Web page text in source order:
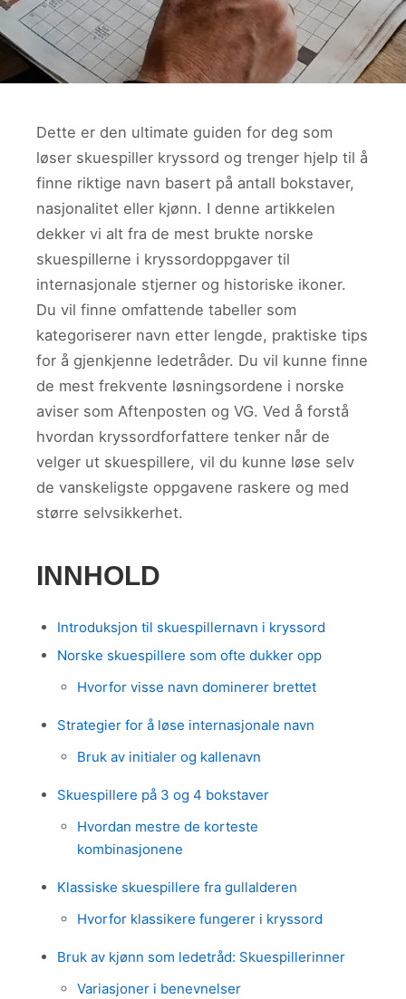
Dette er den ultimate guiden for deg som
løser skuespiller kryssord og trenger hjelp til å
finne riktige navn basert på antall bokstaver,
nasjonalitet eller kjønn. I denne artikkelen
dekker vi alt fra de mest brukte norske
skuespillerne i kryssordoppgaver til
internasjonale stjerner og historiske ikoner.
Du vil finne omfattende tabeller som
kategoriserer navn etter lengde, praktiske tips
for å gjenkjenne ledetråder. Du vil kunne finne
de mest frekvente løsningsordene i norske
aviser som Aftenposten og VG. Ved å forstå
hvordan kryssordforfattere tenker når de
velger ut skuespillere, vil du kunne løse selv
de vanskeligste oppgavene raskere og med
større selvsikkerhet.
INNHOLD
Introduksjon til skuespillernavn i kryssord
Norske skuespillere som ofte dukker opp
Hvorfor visse navn dominerer brettet
Strategier for å løse internasjonale navn
Bruk av initialer og kallenavn
Skuespillere på 3 og 4 bokstaver
Hvordan mestre de korteste
kombinasjonene
Klassiske skuespillere fra gullalderen
Hvorfor klassikere fungerer i kryssord
Bruk av kjønn som ledetråd: Skuespillerinner
Variasjoner i benevnelser